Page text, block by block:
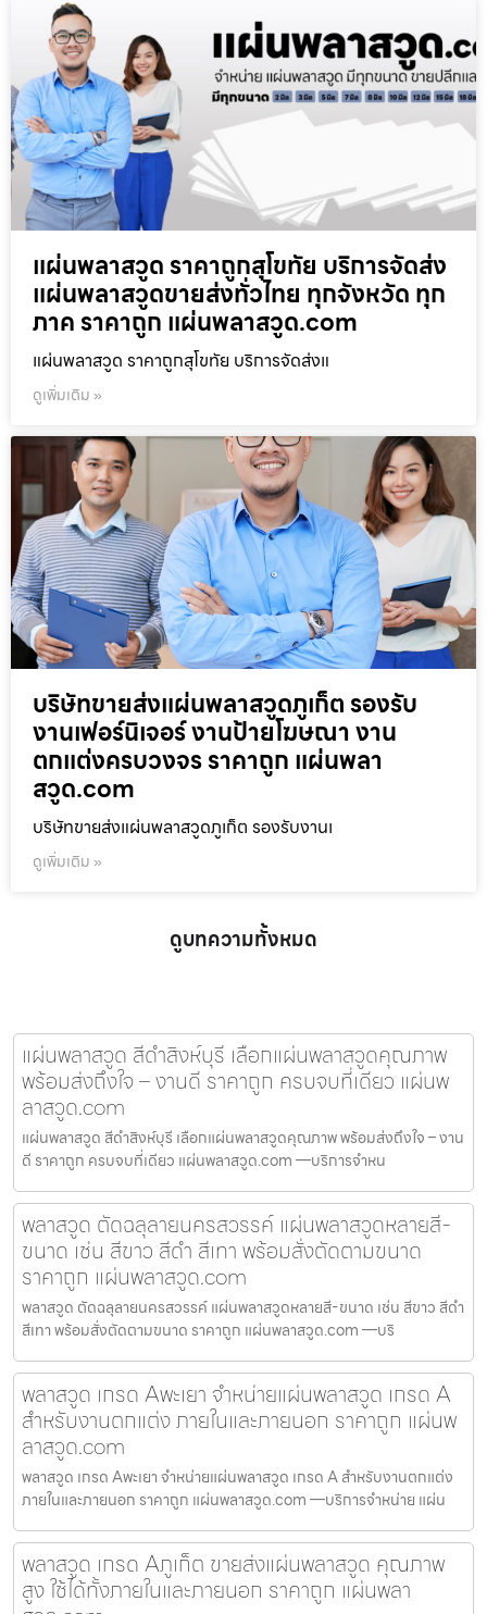
แผ่นพลาสวูด ราคาถูกสุโขทัย บริการจัดส่ง
แผ่นพลาสวูดขายส่งทั่วไทย ทุกจังหวัด ทุก
ภาค ราคาถูก แผ่นพลาสวูด.com
แผ่นพลาสวูด ราคาถูกสุโขทัย บริการจัดส่งแ
ดูเพิ่มเติม »
บริษัทขายส่งแผ่นพลาสวูดภูเก็ต รองรับ
งานเฟอร์นิเจอร์ งานป้ายโฆษณา งาน
ตกแต่งครบวงจร ราคาถูก แผ่นพลา
สวูด.com
บริษัทขายส่งแผ่นพลาสวูดภูเก็ต รองรับงานเ
ดูเพิ่มเติม »
ดูบทความทั้งหมด
แผ่นพลาสวูด สีดำสิงห์บุรี เลือกแผ่นพลาสวูดคุณภาพ
พร้อมส่งถึงใจ – งานดี ราคาถูก ครบจบที่เดียว แผ่นพ
ลาสวูด.com
แผ่นพลาสวูด สีดำสิงห์บุรี เลือกแผ่นพลาสวูดคุณภาพ พร้อมส่งถึงใจ – งาน
ดี ราคาถูก ครบจบที่เดียว แผ่นพลาสวูด.com —บริการจำหน
พลาสวูด ตัดฉลุลายนครสวรรค์ แผ่นพลาสวูดหลายสี-
ขนาด เช่น สีขาว สีดำ สีเทา พร้อมสั่งตัดตามขนาด
ราคาถูก แผ่นพลาสวูด.com
พลาสวูด ตัดฉลุลายนครสวรรค์ แผ่นพลาสวูดหลายสี-ขนาด เช่น สีขาว สีดำ
สีเทา พร้อมสั่งตัดตามขนาด ราคาถูก แผ่นพลาสวูด.com —บริ
พลาสวูด เกรด Aพะเยา จำหน่ายแผ่นพลาสวูด เกรด A
สำหรับงานตกแต่ง ภายในและภายนอก ราคาถูก แผ่นพ
ลาสวูด.com
พลาสวูด เกรด Aพะเยา จำหน่ายแผ่นพลาสวูด เกรด A สำหรับงานตกแต่ง
ภายในและภายนอก ราคาถูก แผ่นพลาสวูด.com —บริการจำหน่าย แผ่น
พลาสวูด เกรด Aภูเก็ต ขายส่งแผ่นพลาสวูด คุณภาพ
สูง ใช้ได้ทั้งภายในและภายนอก ราคาถูก แผ่นพลา